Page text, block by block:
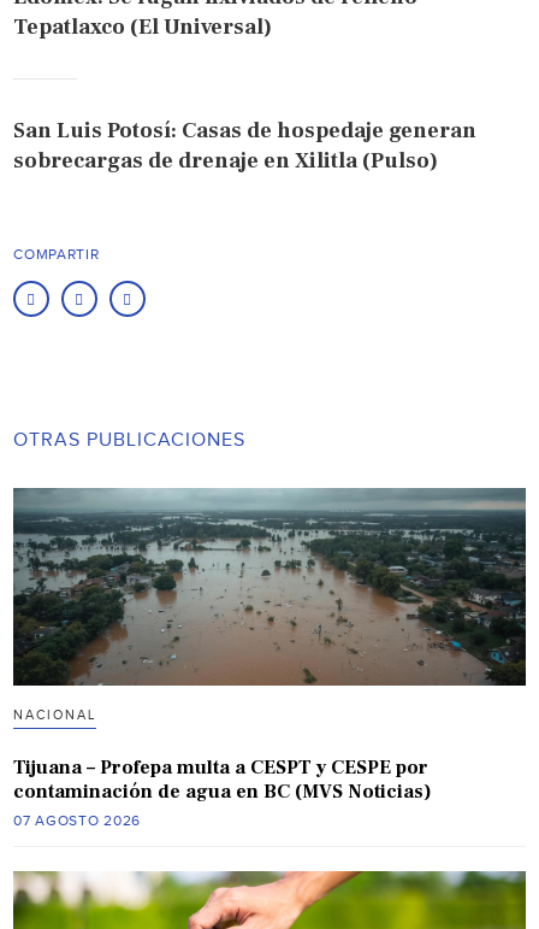
Tepatlaxco (El Universal)
San Luis Potosí: Casas de hospedaje generan
sobrecargas de drenaje en Xilitla (Pulso)
COMPARTIR
OTRAS PUBLICACIONES
NACIONAL
Tijuana – Profepa multa a CESPT y CESPE por
contaminación de agua en BC (MVS Noticias)
07 AGOSTO 2026